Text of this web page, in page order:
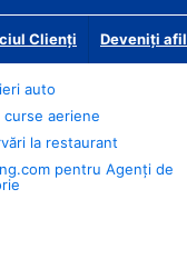
Clienți Deveniţi
auto
curse aeriene
la restaurant
pentru Agenți de